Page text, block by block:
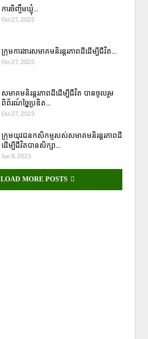
ការចិញ្ចឹមឃ្មុំ…
Oct 27, 2023
ក្រុមការងារសមាគមនិរន្តរភាពដីដើម្បីជីវិត…
Oct 27, 2023
សមាគមនិរន្តរភាពដីដើម្បីជីវិត បានចូលរួម
ពិព័រណ៍ច្នៃប្រឌិត…
Oct 27, 2023
ក្រុមយុវជនកសិកម្មរបស់សមាគមនិរន្តរភាពដី
ដើម្បីជីវិតបានសិក្សា…
Jun 9, 2023
LOAD MORE POSTS